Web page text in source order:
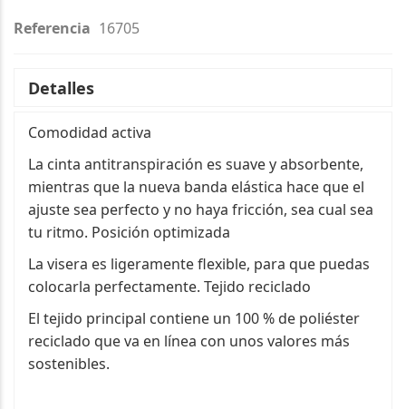
Referencia 16705
Detalles
Comodidad activa
La cinta antitranspiración es suave y absorbente,
mientras que la nueva banda elástica hace que el
ajuste sea perfecto y no haya fricción, sea cual sea
tu ritmo. Posición optimizada
La visera es ligeramente flexible, para que puedas
colocarla perfectamente. Tejido reciclado
El tejido principal contiene un 100 % de poliéster
reciclado que va en línea con unos valores más
sostenibles.